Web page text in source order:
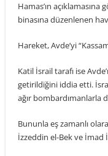
Hamas’ın
binasına düzenlenen
Hareket, Avde’yi
Katil İsrail tarafı ise
getirildiğini iddia etti.
ağır bombardımanlarla
Bununla eş zamanlı
İzzeddin el-Bek ve İmad